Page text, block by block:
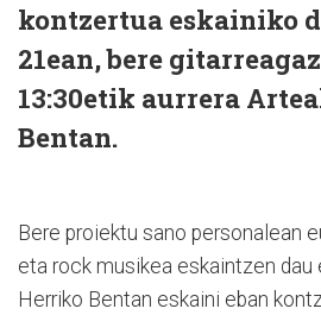
kontzertua eskainiko
21ean, bere
13:30etik aurrera
Bentan.
Bere proiektu sano personalean
eta rock musikea eskaintzen
Herriko Bentan eskaini eban